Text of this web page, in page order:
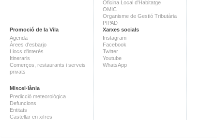
Oficina Local d'Habitatge
OMIC
Organisme de Gestió Tributària
PIPAD
Promoció de la Vila
Agenda
Àrees d'esbarjo
Llocs d'interès
Itineraris
Comerços, restaurants i serveis
privats
Miscel·lània
Predicció meteorològica
Defuncions
Entitats
Castellar en xifres
Xarxes socials
Instagram
Facebook
Twitter
Youtube
WhatsApp